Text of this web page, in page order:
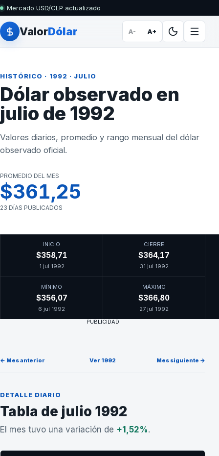
Mercado USD/CLP actualizado
ValorDólar A- A+
HISTÓRICO · 1992 · JULIO
Dólar observado en
julio de 1992
Valores diarios, promedio y rango mensual del dólar
observado oficial.
PROMEDIO DEL MES
$361,25
23 DÍAS PUBLICADOS
INICIO
$358,71
1 jul 1992
CIERRE
$364,17
31 jul 1992
MÍNIMO
$356,07
6 jul 1992
MÁXIMO
$366,80
27 jul 1992
PUBLICIDAD
← Mes anterior Ver 1992 Mes siguiente →
DETALLE DIARIO
Tabla de julio 1992
El mes tuvo una variación de +1,52%.